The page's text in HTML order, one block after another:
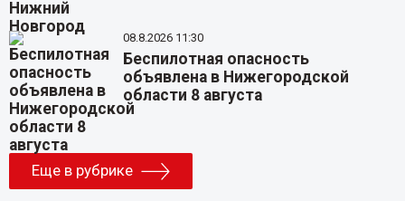
08.8.2026 11:30
Беспилотная опасность
объявлена в Нижегородской
области 8 августа
Еще в рубрике